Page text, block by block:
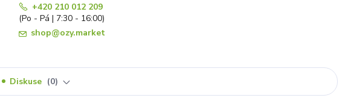
+420 210 012 209
(Po - Pá | 7:30 - 16:00)
shop@ozy.market
Diskuse 0